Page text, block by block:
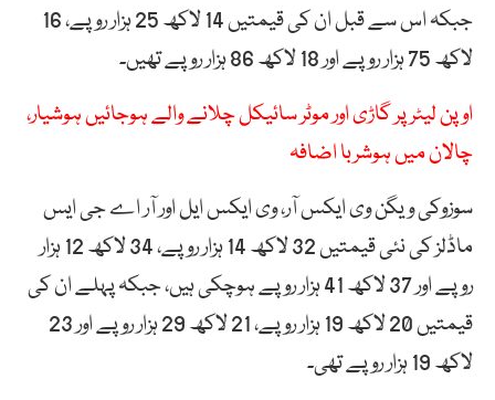
جبکہ اس سے قبل ان کی قیمتیں 14 لاکھ 25 ہزار روپے، 16
لاکھ 75 ہزار روپے اور 18 لاکھ 86 ہزار روپے تھیں۔
اوپن لیٹر پر گاڑی اور موٹر سائیکل چلانے والے ہوجائیں ہوشیار،
چالان میں ہوشربا اضافہ
سوزوکی ویگن وی ایکس آر، وی ایکس ایل اور آر اے جی ایس
ماڈلز کی نئی قیمتیں 32 لاکھ 14 ہزار روپے، 34 لاکھ 12 ہزار
روپے اور 37 لاکھ 41 ہزار روپے ہوچکی ہیں، جبکہ پہلے ان کی
قیمتیں 20 لاکھ 19 ہزار روپے، 21 لاکھ 29 ہزار روپے اور 23
لاکھ 19 ہزار روپے تھی۔